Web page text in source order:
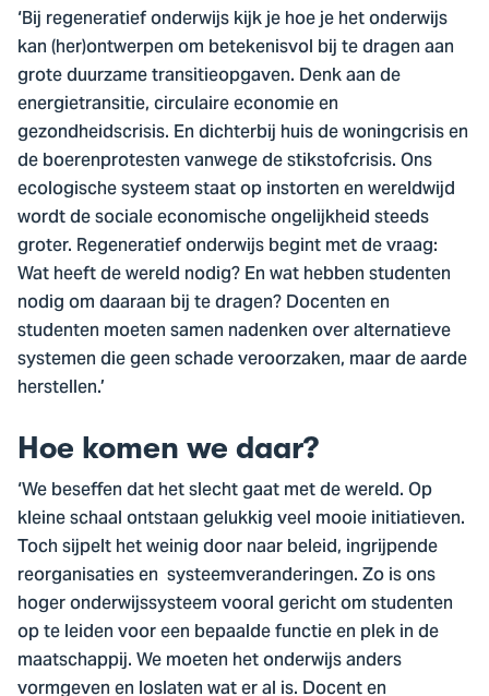
‘Bij regeneratief onderwijs kijk je hoe je het onderwijs
kan (her)ontwerpen om betekenisvol bij te dragen aan
grote duurzame transitieopgaven. Denk aan de
energietransitie, circulaire economie en
gezondheidscrisis. En dichterbij huis de woningcrisis en
de boerenprotesten vanwege de stikstofcrisis. Ons
ecologische systeem staat op instorten en wereldwijd
wordt de sociale economische ongelijkheid steeds
groter. Regeneratief onderwijs begint met de vraag:
Wat heeft de wereld nodig? En wat hebben studenten
nodig om daaraan bij te dragen? Docenten en
studenten moeten samen nadenken over alternatieve
systemen die geen schade veroorzaken, maar de aarde
herstellen.’
Hoe komen we daar?
‘We beseffen dat het slecht gaat met de wereld. Op
kleine schaal ontstaan gelukkig veel mooie initiatieven.
Toch sijpelt het weinig door naar beleid, ingrijpende
reorganisaties en systeemveranderingen. Zo is ons
hoger onderwijssysteem vooral gericht om studenten
op te leiden voor een bepaalde functie en plek in de
maatschappij. We moeten het onderwijs anders